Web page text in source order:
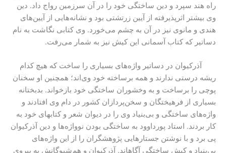
راه هند سپرد و دین ساختگی خود را در آن سرزمین رواج داد. دین
وی بیشتر اثرپذیرفته از آیین زرتشتی بود و نشانه‌هایی از آیین‌های
هندی و مانوی نیز در آن به چشم می‌خورد. وی کتابی نگاشت به نام
دساتیر که کتاب آسمانی این کیش نیز به شمار می‌رفت.
آذرکیوان در دساتیر واژه‌های بسیاری را ساخت که هیچ کدام
ریشه درستی ندارند و همه برساخته خود وی‌اند؛ همچنین او سخنان
پوچی را برساخت و به وخشوران ساختگی خود بازخواند. بدبختانه
بسیاری از فرهیختگان و سخن‌پردازان کشور در دام وی افتادند و
واژه‌های ساختگی و بی‌بنیاد وی را در دیوان شعر و کتابهای خود به
کار بردند. استاد پورداوود به ساختگی بودن نوواژه‌ها و دین آذرکیوان
پی برد و با نوشتن جستارهایی پژوهشگران را از این واژه‌های
بی‌بنیاد و کیش ساختگی آگاهاند. آذرکیوان و هم‌شیوگانش به پیروی